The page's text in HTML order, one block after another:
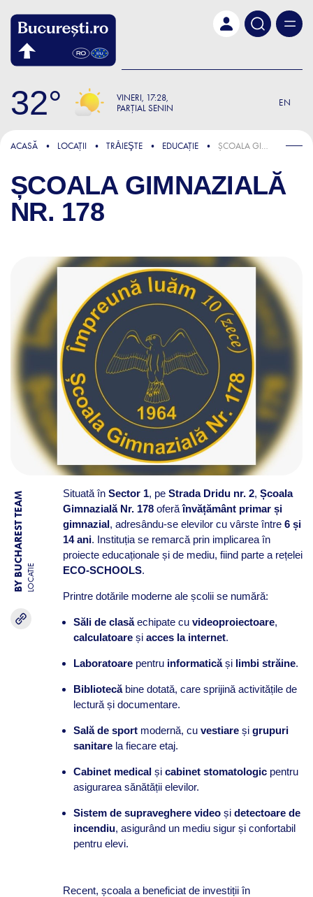
32 VINERI 17:28
PARȚIAL SENIN
EN
ACASĂ LOCAȚII TRǍIEŞTE EDUCAȚIE ȘCOALA GIMNAZIALĂ NR. 178
ȘCOALA GIMNAZIALĂ
NR. 178
BY BUCHAREST TEAM LOCATIE
Situată în Sector 1, pe Strada Dridu nr. 2, Școala
Gimnazială Nr. 178oferăînvățământ primar și
gimnazial, adresându-se elevilor cu vârste între 6 și
14 ani. Instituția se remarcă prin implicarea în
proiecte educaționale și de mediu, fiind parte a rețelei
ECO-SCHOOLS.​
Printre dotările moderne ale școlii se numără:​
Săli de clasăechipate cu videoproiectoare,
calculatoareși acces la internet.​
Laboratoarepentru informaticăși limbi străine.​
Bibliotecăbine dotată, care sprijină activitățile de
lectură și documentare.​
Sală de sportmodernă, cu vestiareși grupuri
sanitarela fiecare etaj.​
Cabinet medicalși cabinet stomatologicpentru
asigurarea sănătății elevilor.​
Sistem de supraveghere videoși detectoare de
incendiu, asigurând un mediu sigur și confortabil
pentru elevi.​
Recent, școala a beneficiat de investiții în